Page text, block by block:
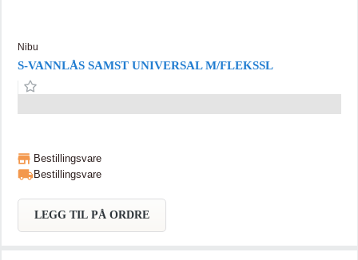
Nibu
S-VANNLÅS SAMST UNIVERSAL M/FLEKSSL
Bestillingsvare
Bestillingsvare
LEGG TIL PÅ ORDRE